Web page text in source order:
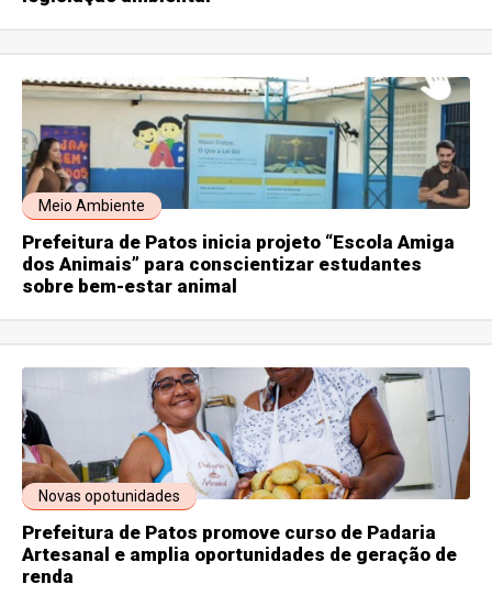
Meio Ambiente
Prefeitura de Patos inicia projeto “Escola Amiga
dos Animais” para conscientizar estudantes
sobre bem-estar animal
Novas opotunidades
Prefeitura de Patos promove curso de Padaria
Artesanal e amplia oportunidades de geração de
renda